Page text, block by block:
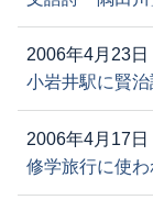
2006年4月23日
小岩井駅に賢
2006年4月17日
修学旅行に使わ